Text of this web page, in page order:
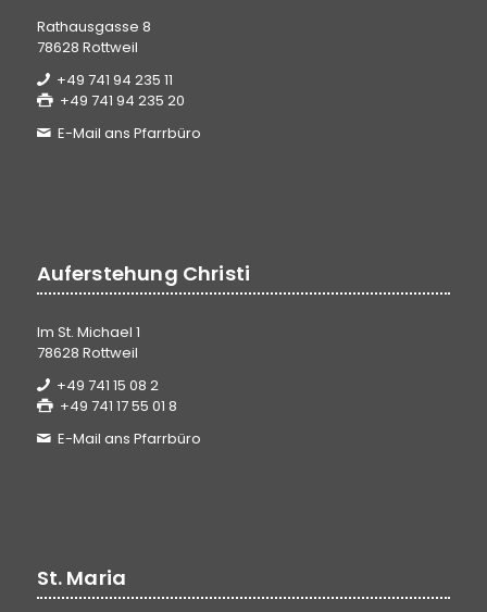
Rathausgasse 8
78628 Rottweil
+49 741 94 235 11
+49 741 94 235 20
E-Mail ans Pfarrbüro
Auferstehung Christi
Im St. Michael 1
78628 Rottweil
+49 741 15 08 2
+49 741 17 55 01 8
E-Mail ans Pfarrbüro
St. Maria